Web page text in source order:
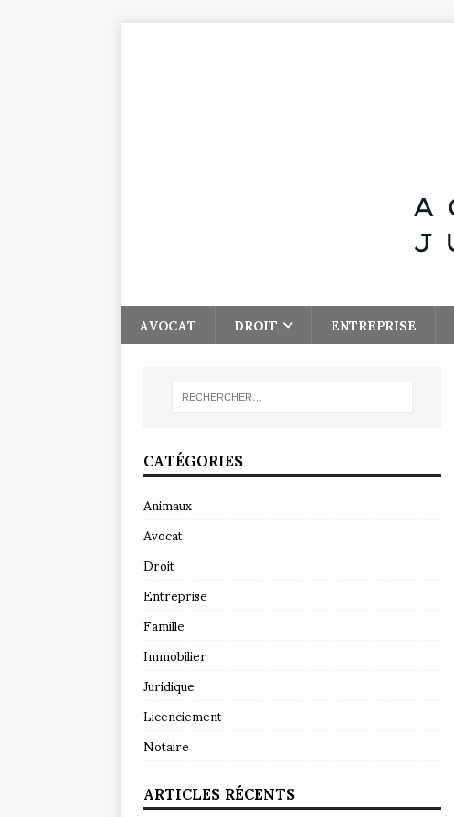
AVOCAT DROIT ENTREPRISE
CATÉGORIES
Animaux
Avocat
Droit
Entreprise
Famille
Immobilier
Juridique
Licenciement
Notaire
ARTICLES RÉCENTS